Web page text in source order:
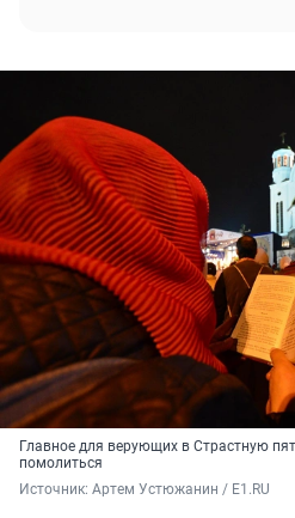
Главное для верующих в Страстную
помолиться
Источник: Артем Устюжанин / E1.RU